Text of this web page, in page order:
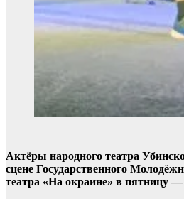
Актёры народного театра
сцене Государственного
театра «На окраине» в пятницу —